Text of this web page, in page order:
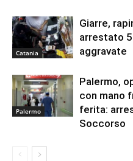
Catania
Giarre,
arrestato
aggravate
Palermo
Palermo,
con mano
ferita:
Soccorso